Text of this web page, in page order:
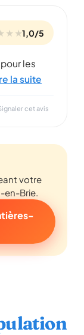
★ ★1,0/5
les
la suite
cet avis
votre
en-Brie.